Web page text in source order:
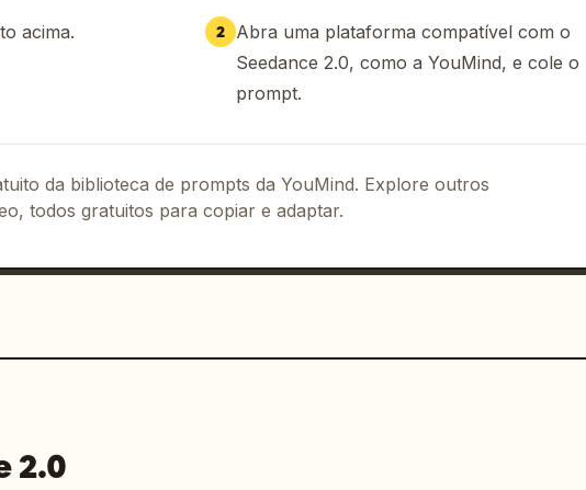
luz da hora dourada incidindo por trás, gradação em
laranja, o capacete do piloto visível pela janela
macro extremo, foco seletivo, pneu dianteiro
blocos de rodagem em detalhes nítidos, areia do
campo rasa, câmera fixa, apenas o pneu se move.
extremo, câmera fixa, emblema da Dacia centralizado
pintura vermelha e cinza preenchendo o fundo
fina poeira do deserto cobrindo a superfície do
de câmera. [9-11s]: POV interno do piloto, câmera
acima. 2 Abra uma plataforma compatível com o
Seedance 2.0, como a YouMind, e cole o
prompt.
da biblioteca de prompts da YouMind. Explore outros
todos gratuitos para copiar e adaptar.
2.0